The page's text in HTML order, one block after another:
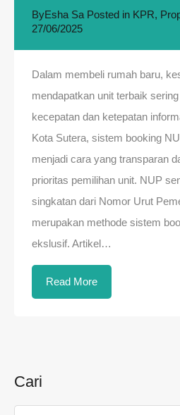
ByEsha Sa Posted in KPR,
27/06/2025
Dalam membeli rumah baru,
mendapatkan unit terbaik
kecepatan dan ketepatan
Kota Sutera, sistem booking
menjadi cara yang transparan
prioritas pemilihan unit. NUP
singkatan dari Nomor Urut
merupakan methode sistem
ekslusif. Artikel…
Read More
Cari